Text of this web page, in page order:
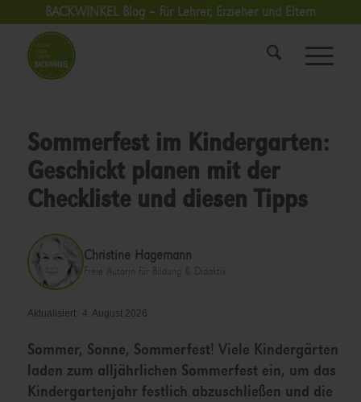
BACKWINKEL Blog – für Lehrer, Erzieher und Eltern
Sommerfest im Kindergarten:
Geschickt planen mit der
Checkliste und diesen Tipps
Christine Hagemann
Freie Autorin für Bildung & Didaktik
Aktualisiert: 4. August 2026
Sommer, Sonne, Sommerfest! Viele Kindergärten
laden zum alljährlichen Sommerfest ein, um das
Kindergartenjahr festlich abzuschließen und die